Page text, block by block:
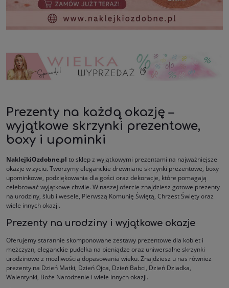
Prezenty na każdą okazję –
wyjątkowe skrzynki prezentowe,
boxy i upominki
NaklejkiOzdobne.pl to sklep z wyjątkowymi prezentami na najważniejsze
okazje w życiu. Tworzymy eleganckie drewniane skrzynki prezentowe, boxy
upominkowe, podziękowania dla gości oraz dekoracje, które pomagają
celebrować wyjątkowe chwile. W naszej ofercie znajdziesz gotowe prezenty
na urodziny, ślub i wesele, Pierwszą Komunię Świętą, Chrzest Święty oraz
wiele innych okazji.
Prezenty na urodziny i wyjątkowe okazje
Oferujemy starannie skomponowane zestawy prezentowe dla kobiet i
mężczyzn, eleganckie pudełka na pieniądze oraz uniwersalne skrzynki
urodzinowe z możliwością dopasowania wieku. Znajdziesz u nas również
prezenty na Dzień Matki, Dzień Ojca, Dzień Babci, Dzień Dziadka,
Walentynki, Boże Narodzenie i wiele innych okazji.